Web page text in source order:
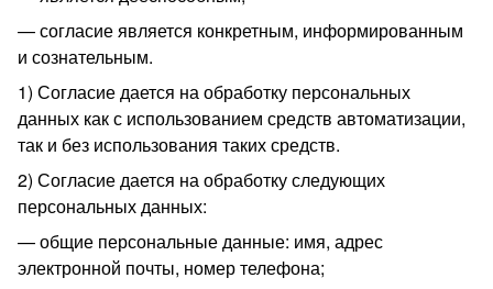
согласие является конкретным, информированным
и сознательным.
1) Согласие дается на обработку персональных
данных как с использованием средств автоматизации,
так и без использования таких средств.
2) Согласие дается на обработку следующих
персональных данных:
общие персональные данные: имя, адрес
электронной почты, номер телефона;